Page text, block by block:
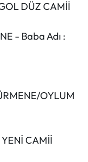
DÜZ CAMİİ
- Baba Adı :
OYLUM
CAMİİ